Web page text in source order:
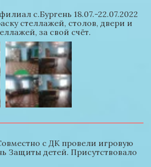
стеллажей, столов, двери и
за свой счёт.
Защиты детей. Присутствовало